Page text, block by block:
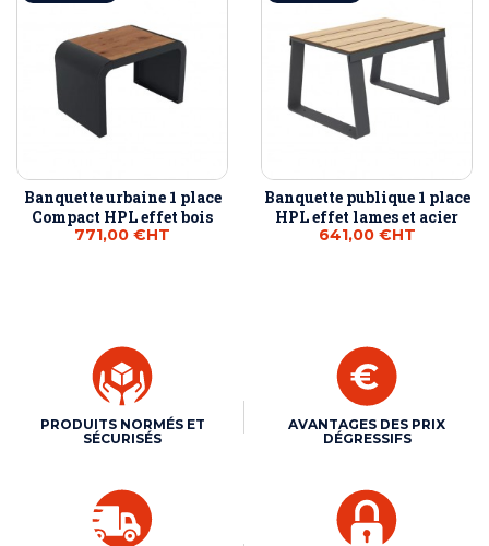
Banquette urbaine 1 place
Compact HPL effet bois
771,00 €HT
Banquette publique 1 place
HPL effet lames et acier
641,00 €HT
PRODUITS NORMÉS ET
SÉCURISÉS
AVANTAGES DES PRIX
DÉGRESSIFS